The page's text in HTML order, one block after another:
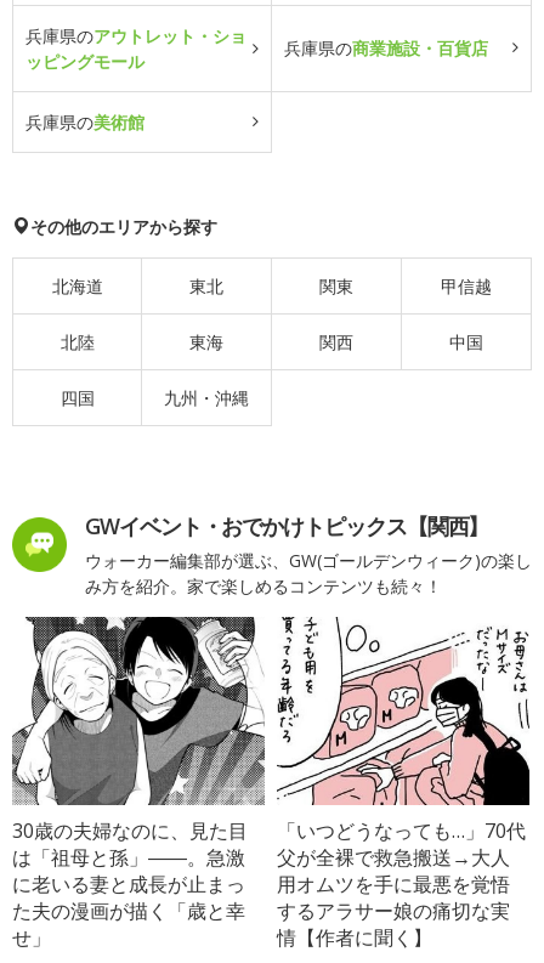
兵庫県のアウトレット・ショ
ッピングモール
兵庫県の商業施設・百貨店
兵庫県の美術館
その他のエリアから探す
北海道 東北 関東 甲信越
北陸 東海 関西 中国
四国 九州・沖縄
GWイベント・おでかけトピックス【関西】
ウォーカー編集部が選ぶ、GW(ゴールデンウィーク)の楽し
み方を紹介。家で楽しめるコンテンツも続々！
30歳の夫婦なのに、見た目
は「祖母と孫」――。急激
に老いる妻と成長が止まっ
た夫の漫画が描く「歳と幸
せ」
「いつどうなっても…」70代
父が全裸で救急搬送→大人
用オムツを手に最悪を覚悟
するアラサー娘の痛切な実
情【作者に聞く】